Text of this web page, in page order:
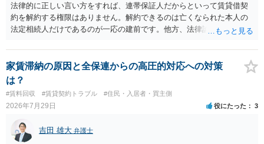
法律的に正しい言い方をすれば、連帯保証人だからといって賃貸借契
約を解約する権限はありません。解約できるのは亡くなられた本人の
法定相続人だけであるのが一応の建前です。他方、法律論はさてお
する動機づけがなくなります。 今回進められつつある手続はあくまで
も、建物を賃貸人に一日も早く明け渡すための便宜的方法として理解
するのが良いと思います。またその方法で進めた方が、連帯保証人で
あるお知り合いさんにとっても、自身の経済的負担を最小限に食い止
められるため望ましいやり方だといえます。
家賃滞納の原因と全保連からの高圧的対応への対策
は？
#賃料回収 #賃貸契約トラブル #住民・入居者・買主側
2026年7月29日 役にたった 3
吉田 雄大 弁護士